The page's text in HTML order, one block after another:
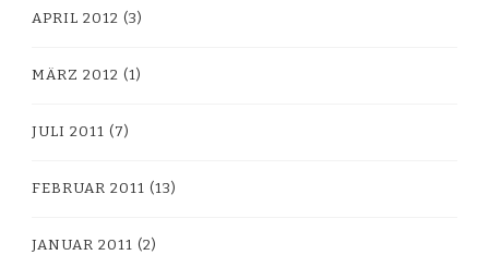
APRIL 2012 (3)
MÄRZ 2012 (1)
JULI 2011 (7)
FEBRUAR 2011 (13)
JANUAR 2011 (2)